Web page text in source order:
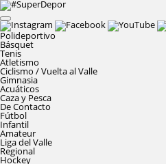
Polideportivo
Básquet
Tenis
Atletismo
Ciclismo / Vuelta al Valle
Gimnasia
Acuáticos
Caza y Pesca
De Contacto
Fútbol
Infantil
Amateur
Liga del Valle
Regional
Hockey